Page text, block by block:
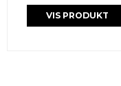
VIS PRODUKT